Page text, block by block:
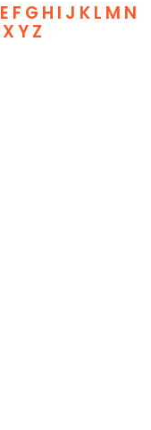
E F G H I J K L M N
XY Z